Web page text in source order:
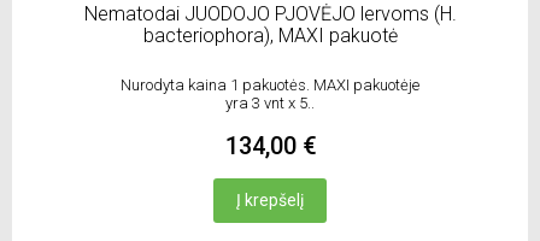
Nematodai JUODOJO PJOVĖJO lervoms (H.
bacteriophora), MAXI pakuotė
Nurodyta kaina 1 pakuotės. MAXI pakuotėje
yra 3 vnt x 5..
134,00 €
Į krepšelį